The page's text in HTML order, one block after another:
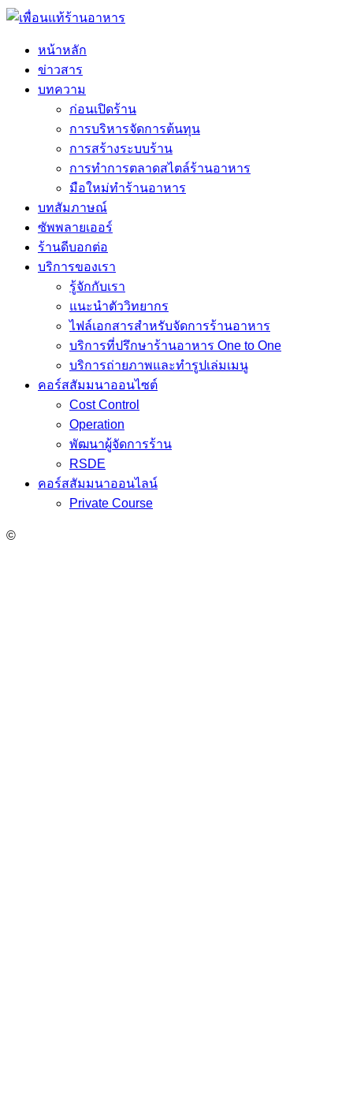
หน้าหลัก
ข่าวสาร
บทความ
ก่อนเปิดร้าน
การบริหารจัดการต้นทุน
การสร้างระบบร้าน
การทำการตลาดสไตล์ร้านอาหาร
มือใหม่ทำร้านอาหาร
บทสัมภาษณ์
ซัพพลายเออร์
ร้านดีบอกต่อ
บริการของเรา
รู้จักกับเรา
แนะนำตัววิทยากร
ไฟล์เอกสารสำหรับจัดการร้านอาหาร
บริการที่ปรึกษาร้านอาหาร One to One
บริการถ่ายภาพและทำรูปเล่มเมนู
คอร์สสัมมนาออนไซต์
Cost Control
Operation
พัฒนาผู้จัดการร้าน
RSDE
คอร์สสัมมนาออนไลน์
Private Course
©